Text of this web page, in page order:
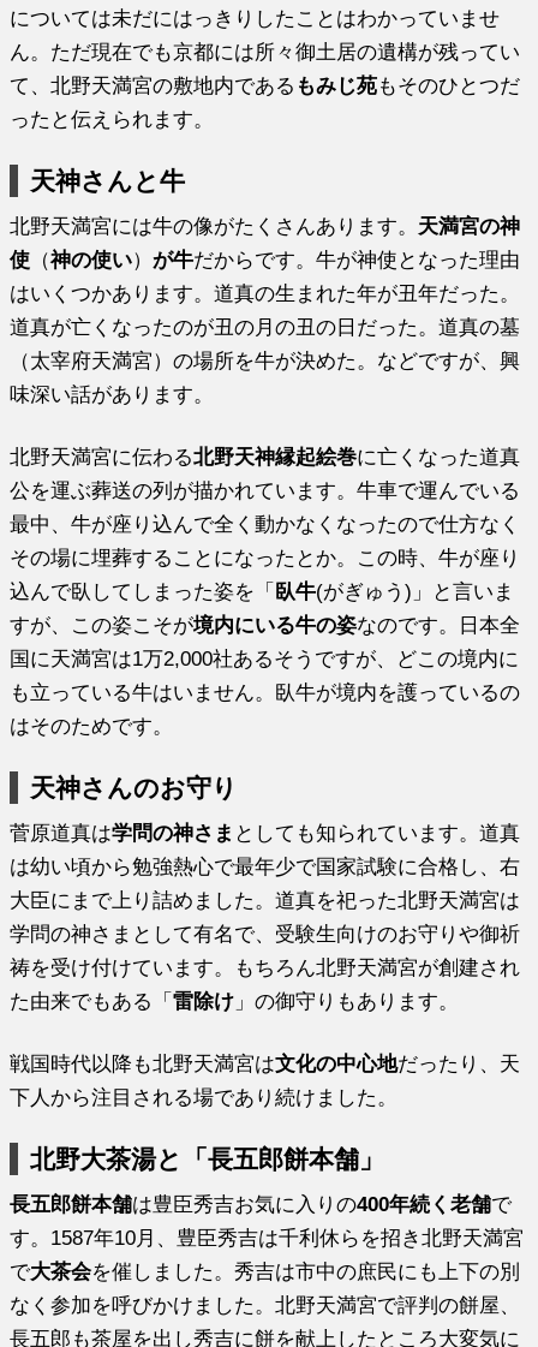
については未だにはっきりしたことはわかっていませ
ん。ただ現在でも京都には所々御土居の遺構が残ってい
て、北野天満宮の敷地内である もみじ苑もそのひとつだ
ったと伝えられます。
天神さんと牛
北野天満宮には牛の像がたくさんあります。 天満宮の神
使 （神の使い）が牛だからです。牛が神使となった理由
はいくつかあります。道真の生まれた年が丑年だった。
道真が亡くなったのが丑の月の丑の日だった。道真の墓
（太宰府天満宮）の場所を牛が決めた。などですが、興
味深い話があります。
北野天満宮に伝わる北野天神縁起絵巻に亡くなった道真
公を運ぶ葬送の列が描かれています。牛車で運んでいる
最中、牛が座り込んで全く動かなくなったので仕方なく
その場に埋葬することになったとか。この時、牛が座り
込んで臥してしまった姿を「 臥牛(がぎゅう)」と言いま
すが、この姿こそが境内にいる牛の姿なのです。日本全
国に天満宮は1万2,000社あるそうですが、どこの境内に
も立っている牛はいません。臥牛が境内を護っているの
はそのためです。
天神さんのお守り
菅原道真は学問の神さま としても知られています。道真
は幼い頃から勉強熱心で最年少で国家試験に合格し、右
大臣にまで上り詰めました。道真を祀った北野天満宮は
学問の神さまとして有名で、受験生向けのお守りや御祈
祷を受け付けています。もちろん北野天満宮が創建され
た由来でもある「雷除け 」の御守りもあります。
戦国時代以降も北野天満宮は文化の中心地だったり、天
下人から注目される場であり続けました。
北野大茶湯と「長五郎餅本舗」
長五郎餅本舗は豊臣秀吉お気に入りの400年続く老舗で
す。1587年10月、豊臣秀吉は千利休らを招き北野天満宮
で大茶会を催しました。秀吉は市中の庶民にも上下の別
なく参加を呼びかけました。北野天満宮で評判の餅屋、
長五郎も茶屋を出し秀吉に餅を献上したところ大変気に